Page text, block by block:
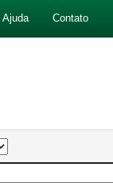
Ajuda Contato